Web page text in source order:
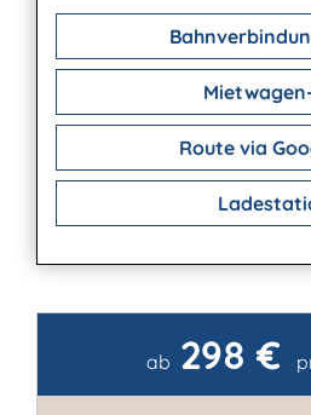
Route via
Kontakt
ab 298 €